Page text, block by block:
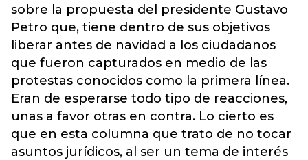
sobre la propuesta del presidente Gustavo
Petro que, tiene dentro de sus objetivos
liberar antes de navidad a los ciudadanos
que fueron capturados en medio de las
protestas conocidos como la primera línea.
Eran de esperarse todo tipo de reacciones,
unas a favor otras en contra. Lo cierto es
que en esta columna que trato de no tocar
asuntos jurídicos, al ser un tema de interés